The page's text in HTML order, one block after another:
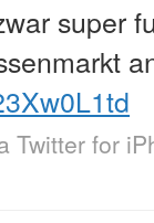
super
Twitter for